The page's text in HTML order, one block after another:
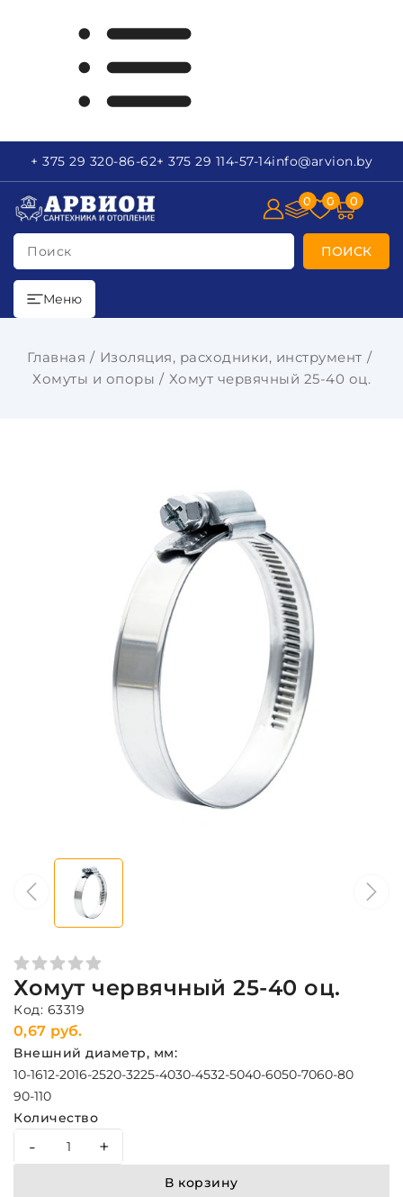
+ 375 29 320-86-62+ 375 29 114-57-14info@arvion.by
Поиск ПОИСК
0 0 0
Меню
Главная
Изоляция, расходники, инструмент
Хомуты и опоры
Хомут червячный 25-40 оц.
Хомут червячный 25-40 оц.
Код: 63319
0,67 руб.
Внешний диаметр, мм:
10-1612-2016-2520-3225-4030-4532-5040-6050-7060-80
90-110
Количество
- +
В корзину